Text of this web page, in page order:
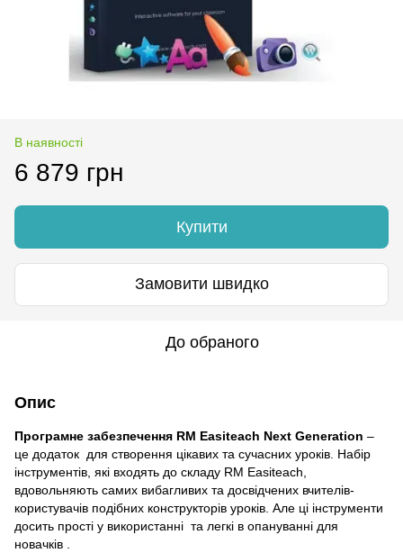
В наявності
6 879 грн
Купити
Замовити швидко
До обраного
Опис
Програмне забезпечення RM Easiteach Next Generation –
це додаток для створення цікавих та сучасних уроків. Набір
інструментів, які входять до складу RM Easiteach,
вдовольняють самих вибагливих та досвідчених вчителів-
користувачів подібних конструкторів уроків. Але ці інструменти
досить прості у використанні та легкі в опануванні для
новачків .